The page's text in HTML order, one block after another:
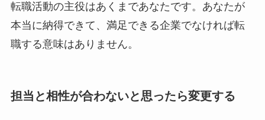
転職活動の主役はあくまであなたです。あなたが
本当に納得できて、満足できる企業でなければ転
職する意味はありません。
担当と相性が合わないと思ったら変更する